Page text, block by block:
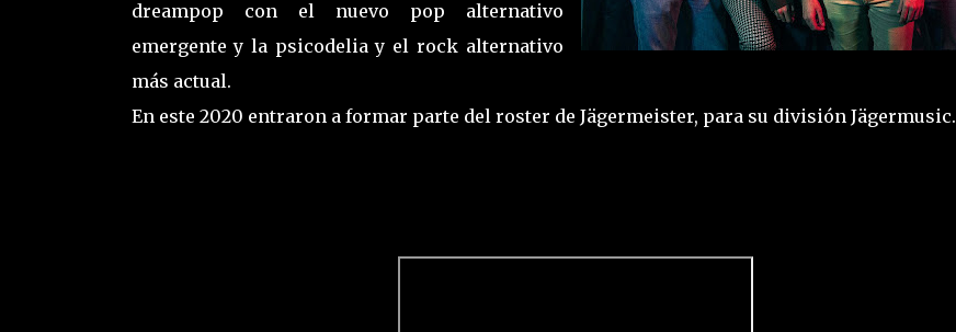
dreampop con el nuevo pop alternativo
emergente y la psicodelia y el rock alternativo
más actual.
En este 2020 entraron a formar parte del roster de Jägermeister, para su división Jägermusic.